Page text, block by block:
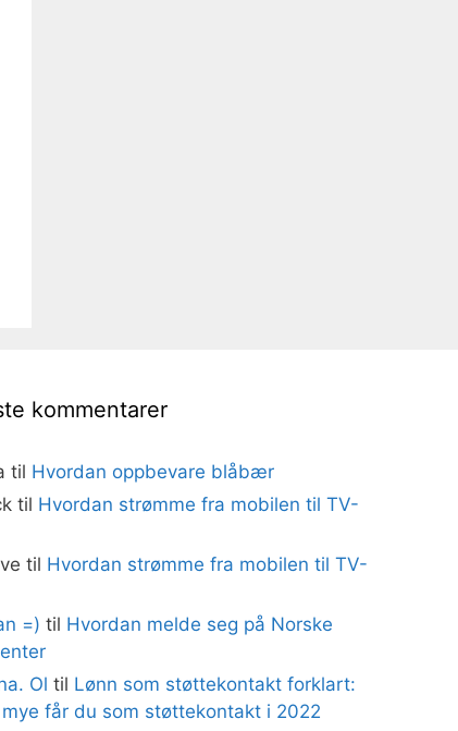
kommentarer
til Hvordan oppbevare blåbær
til Hvordan strømme fra mobilen til TV-
til Hvordan strømme fra mobilen til TV-
=) til Hvordan melde seg på Norske
Ol til Lønn som støttekontakt forklart:
mye får du som støttekontakt i 2022